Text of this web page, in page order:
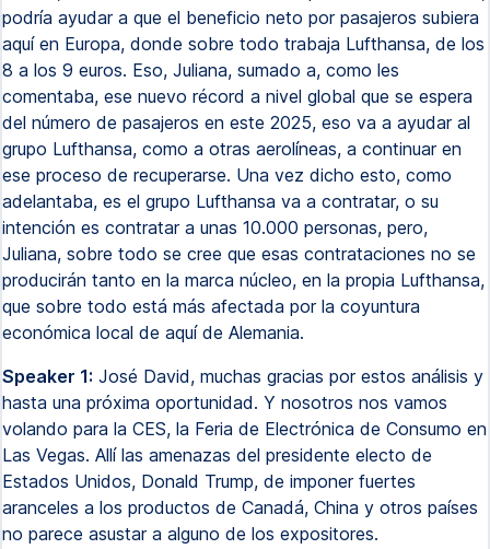
podría ayudar a que el beneficio neto por pasajeros subiera
aquí en Europa, donde sobre todo trabaja Lufthansa, de los
8 a los 9 euros. Eso, Juliana, sumado a, como les
comentaba, ese nuevo récord a nivel global que se espera
del número de pasajeros en este 2025, eso va a ayudar al
grupo Lufthansa, como a otras aerolíneas, a continuar en
ese proceso de recuperarse. Una vez dicho esto, como
adelantaba, es el grupo Lufthansa va a contratar, o su
intención es contratar a unas 10.000 personas, pero,
Juliana, sobre todo se cree que esas contrataciones no se
producirán tanto en la marca núcleo, en la propia Lufthansa,
que sobre todo está más afectada por la coyuntura
económica local de aquí de Alemania.
Speaker 1: José David, muchas gracias por estos análisis y
hasta una próxima oportunidad. Y nosotros nos vamos
volando para la CES, la Feria de Electrónica de Consumo en
Las Vegas. Allí las amenazas del presidente electo de
Estados Unidos, Donald Trump, de imponer fuertes
aranceles a los productos de Canadá, China y otros países
no parece asustar a alguno de los expositores.